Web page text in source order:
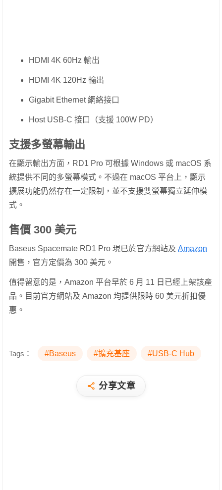
HDMI 4K 60Hz 輸出
HDMI 4K 120Hz 輸出
Gigabit Ethernet 網絡接口
Host USB-C 接口（支援 100W PD）
支援多螢幕輸出
在顯示輸出方面，RD1 Pro 可根據 Windows 或 macOS 系
統提供不同的多螢幕模式。不過在 macOS 平台上，顯示
擴展功能仍然存在一定限制，並不支援雙螢幕獨立延伸模
式。
售價 300 美元
Baseus Spacemate RD1 Pro 現已於官方網站及 Amazon
開售，官方定價為 300 美元。
值得留意的是，Amazon 平台早於 6 月 11 日已經上架該產
品。目前官方網站及 Amazon 均提供限時 60 美元折扣優
惠。
Tags： #Baseus #擴充基座 #USB-C Hub
分享文章